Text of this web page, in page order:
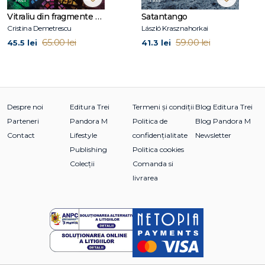
Vitraliu din fragmente de fantomă
Cristina Demetrescu
45.5 lei 65.00 lei
Satantango
László Krasznahorkai
41.3 lei 59.00 lei
Despre noi
Parteneri
Contact
Editura Trei
Pandora M
Lifestyle
Publishing
Colecții
Termeni și condiții
Politica de
confidențialitate
Politica cookies
Comanda si
livrarea
Blog Editura Trei
Blog Pandora M
Newsletter